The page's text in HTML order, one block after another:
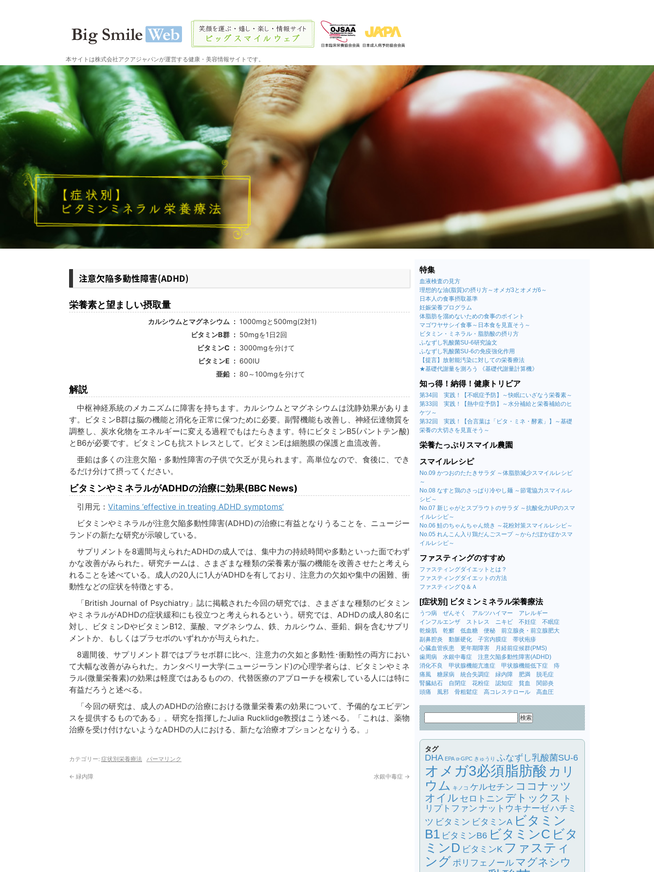
本サイトは株式会社アクアジャパンが運営する健康・美容情報サイトです。
注意欠陥多動性障害(ADHD)
栄養素と望ましい摂取量
カルシウムとマグネシウム
1000mgと500mg(2対1)
ビタミンB群
50mgを1日2回
ビタミンC
3000mgを分けて
ビタミンE
600IU
亜鉛
80～100mgを分けて
解説
中枢神経系統のメカニズムに障害を持ちます。カルシウムとマグネシウムは沈静効果がありま
す。ビタミンB群は脳の機能と消化を正常に保つために必要。副腎機能も改善し、神経伝達物質を
調整し、炭水化物をエネルギーに変える過程でもはたらきます。特にビタミンB5(パントテン酸)
とB6が必要です。ビタミンCも抗ストレスとして。ビタミンEは細胞膜の保護と血流改善。
亜鉛は多くの注意欠陥・多動性障害の子供で欠乏が見られます。高単位なので、食後に、でき
るだけ分けて摂ってください。
ビタミンやミネラルがADHDの治療に効果(BBC News)
引用元： Vitamins ‘effective in treating ADHD symptoms’
ビタミンやミネラルが注意欠陥多動性障害(ADHD)の治療に有益となりうることを、ニュージー
ランドの新たな研究が示唆している。
サプリメントを8週間与えられたADHDの成人では、集中力の持続時間や多動といった面でわず
かな改善がみられた。研究チームは、さまざまな種類の栄養素が脳の機能を改善させたと考えら
れることを述べている。成人の20人に1人がADHDを有しており、注意力の欠如や集中の困難、衝
動性などの症状を特徴とする。
「British Journal of Psychiatry」誌に掲載された今回の研究では、さまざまな種類のビタミン
やミネラルがADHDの症状緩和にも役立つと考えられるという。研究では、ADHDの成人80名に
対し、ビタミンDやビタミンB12、葉酸、マグネシウム、鉄、カルシウム、亜鉛、銅を含むサプリ
メントか、もしくはプラセボのいずれかが与えられた。
8週間後、サプリメント群ではプラセボ群に比べ、注意力の欠如と多動性･衝動性の両方におい
て大幅な改善がみられた。カンタベリー大学(ニュージーランド)の心理学者らは、ビタミンやミネ
ラル(微量栄養素)の効果は軽度ではあるものの、代替医療のアプローチを模索している人には特に
有益だろうと述べる。
「今回の研究は、成人のADHDの治療における微量栄養素の効果について、予備的なエビデン
スを提供するものである」。研究を指揮したJulia Rucklidge教授はこう述べる。「これは、薬物
治療を受け付けないようなADHDの人における、新たな治療オプションとなりうる。」
カテゴリー: 症状別栄養療法 パーマリンク
← 緑内障 水銀中毒症 →
特集
血液検査の見方
理想的な油(脂質)の摂り方～オメガ3とオメガ6～
日本人の食事摂取基準
妊娠栄養プログラム
体脂肪を溜めないための食事のポイント
マゴワヤサシイ食事～日本食を見直そう～
ビタミン・ミネラル・脂肪酸の摂り方
ふなずし乳酸菌SU-6研究論文
ふなずし乳酸菌SU-6の免疫強化作用
【提言】放射能汚染に対しての栄養療法
★基礎代謝量を測ろう 《基礎代謝量計算機》
知っ得！納得！健康トリビア
第34回 実践！【不眠症予防】～快眠にいざなう栄養素～
第33回 実践！【熱中症予防】～水分補給と栄養補給のヒ
ケツ～
第32回 実践！【合言葉は「ビタ・ミネ・酵素」】～基礎
栄養の大切さを見直そう～
栄養たっぷりスマイル農園
スマイルレシピ
No.09 かつおのたたきサラダ ～体脂肪減少スマイルレシピ
～
No.08 なすと鶏のさっぱり冷やし麺 ～節電協力スマイルレ
シピ～
No.07 新じゃがとスプラウトのサラダ ～抗酸化力UPのスマ
イルレシピ～
No.06 鮭のちゃんちゃん焼き ～花粉対策スマイルレシピ～
No.05 れんこん入り鶏だんごスープ ～からだぽかぽかスマ
イルレシピ～
ファスティングのすすめ
ファスティングダイエットとは？
ファスティングダイエットの方法
ファスティングＱ＆Ａ
[症状別] ビタミンミネラル栄養療法
うつ病 ぜんそく アルツハイマー
アレルギー
インフルエンザ
ストレス ニキビ 不妊症
不眠症
乾燥肌
乾癬 低血糖 便秘
前立腺炎・前立腺肥大
副鼻腔炎
動脈硬化 子宮内膜症
帯状疱疹
心臓血管疾患
更年期障害
月経前症候群(PMS)
歯周病
水銀中毒症
注意欠陥多動性障害(ADHD)
消化不良
甲状腺機能亢進症 甲状腺機能低下症
痔
痛風
糖尿病 統合失調症 緑内障 肥満
脱毛症
腎臓結石
自閉症 花粉症 認知症 貧血
関節炎
頭痛
風邪 骨粗鬆症 高コレステロール 高血圧
タグ
DHA EPA α-GPC きゅうり ふなずし乳酸菌SU-6
オメガ3必須脂肪酸 カリ
ウム キノコ ケルセチン ココナッツ
オイル セロトニン デトックス
ト
リプトファン ナットウキナーゼハチミ
ツ ビタミン ビタミンA ビタミン
B1 ビタミンB6 ビタミンC ビタ
ミンD ビタミンK ファスティ
ング ポリフェノール マグネシウ